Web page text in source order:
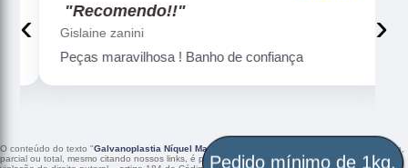
"Recomendo!!"
Gislaine zanini
Peças maravilhosa ! Banho de confiança
‹ ›
O conteúdo do texto "Galvanoplastia Níquel Macapá
" é de direito reservado. Sua reprodução,
parcial ou total, mesmo citando nossos links, é proibida sem a autorização do autor. Crime de